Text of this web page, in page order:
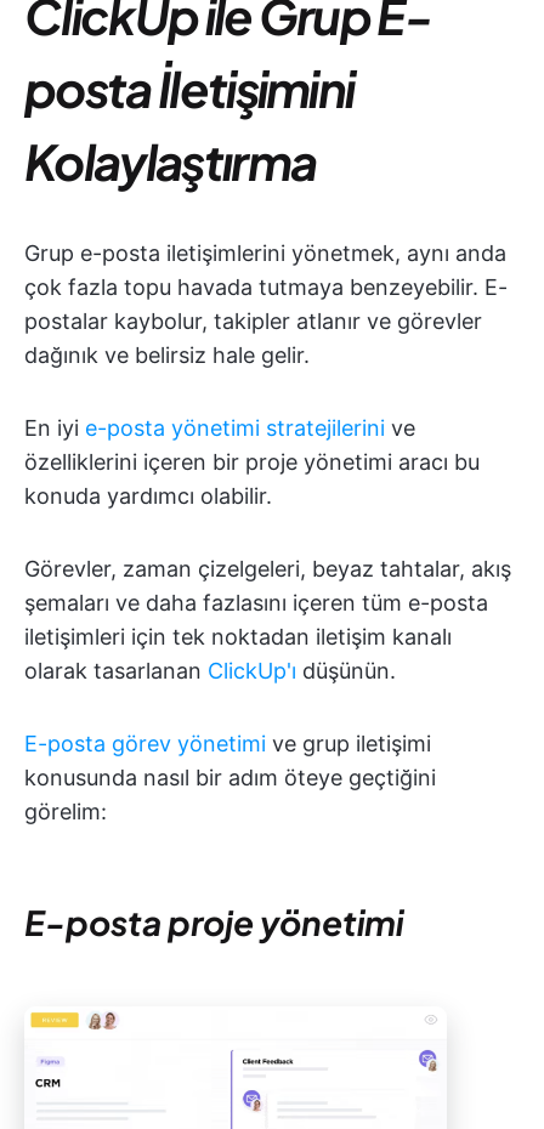
ClickUp ile Grup E-
posta İletişimini
Kolaylaştırma
Grup e-posta iletişimlerini yönetmek, aynı anda
çok fazla topu havada tutmaya benzeyebilir. E-
postalar kaybolur, takipler atlanır ve görevler
dağınık ve belirsiz hale gelir.
En iyi e-posta yönetimi stratejilerini ve
özelliklerini içeren bir proje yönetimi aracı bu
konuda yardımcı olabilir.
Görevler, zaman çizelgeleri, beyaz tahtalar, akış
şemaları ve daha fazlasını içeren tüm e-posta
iletişimleri için tek noktadan iletişim kanalı
olarak tasarlanan ClickUp'ı düşünün.
E-posta görev yönetimi ve grup iletişimi
konusunda nasıl bir adım öteye geçtiğini
görelim:
E-posta proje yönetimi